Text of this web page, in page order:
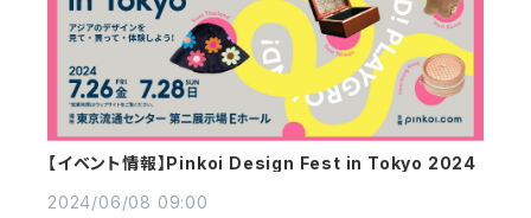
【イベント情報】Pinkoi Design Fest in Tokyo 2024
2024/06/08 09:00